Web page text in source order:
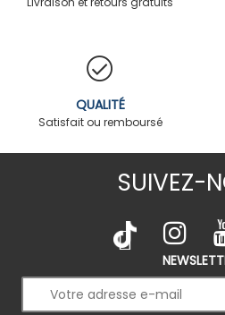
QUALITÉ
Satisfait ou remboursé
SUIVEZ-